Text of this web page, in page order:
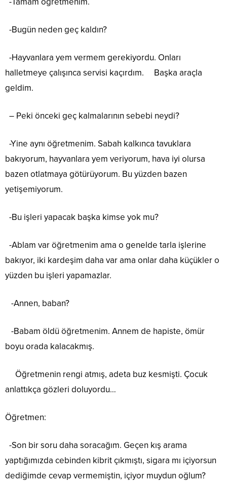
-Bugün neden geç kaldın?
-Hayvanlara yem vermem gerekiyordu. Onları
halletmeye çalışınca servisi kaçırdım. Başka araçla
geldim.
– Peki önceki geç kalmalarının sebebi neydi?
-Yine aynı öğretmenim. Sabah kalkınca tavuklara
bakıyorum, hayvanlara yem veriyorum, hava iyi olursa
bazen otlatmaya götürüyorum. Bu yüzden bazen
yetişemiyorum.
-Bu işleri yapacak başka kimse yok mu?
-Ablam var öğretmenim ama o genelde tarla işlerine
bakıyor, iki kardeşim daha var ama onlar daha küçükler o
yüzden bu işleri yapamazlar.
-Annen, baban?
-Babam öldü öğretmenim. Annem de hapiste, ömür
boyu orada kalacakmış.
Öğretmenin rengi atmış, adeta buz kesmişti. Çocuk
anlattıkça gözleri doluyordu…
Öğretmen:
-Son bir soru daha soracağım. Geçen kış arama
yaptığımızda cebinden kibrit çıkmıştı, sigara mı içiyorsun
dediğimde cevap vermemiştin, içiyor muydun oğlum?